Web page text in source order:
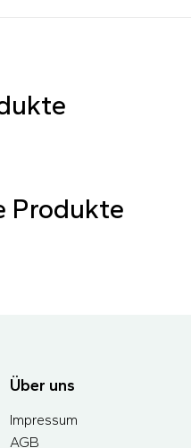
Produkte
Über uns
Impressum
AGB